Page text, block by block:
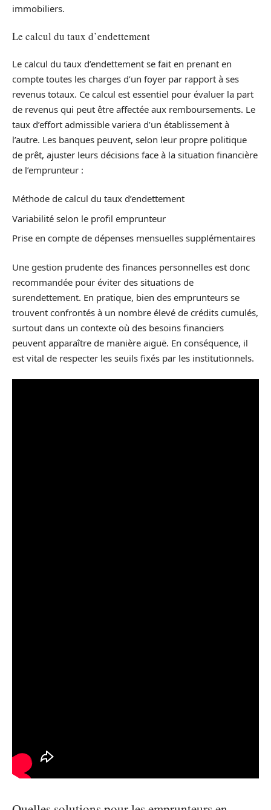
immobiliers.
Le calcul du taux d’endettement
Le calcul du taux d’endettement se fait en prenant en
compte toutes les charges d’un foyer par rapport à ses
revenus totaux. Ce calcul est essentiel pour évaluer la part
de revenus qui peut être affectée aux remboursements. Le
taux d’effort admissible variera d’un établissement à
l’autre. Les banques peuvent, selon leur propre politique
de prêt, ajuster leurs décisions face à la situation financière
de l’emprunteur :
Méthode de calcul du taux d’endettement
Variabilité selon le profil emprunteur
Prise en compte de dépenses mensuelles supplémentaires
Une gestion prudente des finances personnelles est donc
recommandée pour éviter des situations de
surendettement. En pratique, bien des emprunteurs se
trouvent confrontés à un nombre élevé de crédits cumulés,
surtout dans un contexte où des besoins financiers
peuvent apparaître de manière aiguë. En conséquence, il
est vital de respecter les seuils fixés par les institutionnels.